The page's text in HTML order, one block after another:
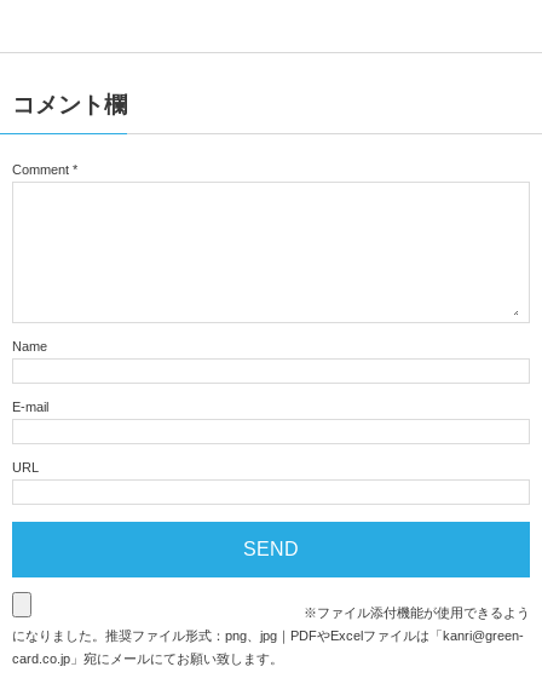
コメント欄
Comment *
Name
E-mail
URL
※ファイル添付機能が使用できるよう
になりました。推奨ファイル形式：png、jpg｜PDFやExcelファイルは「kanri@green-
card.co.jp 」宛にメールにてお願い致します。